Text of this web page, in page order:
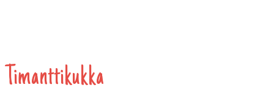
Timanttikukka